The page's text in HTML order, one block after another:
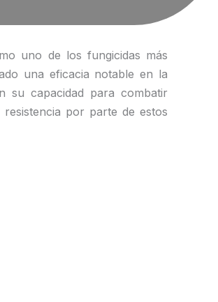
uno de los fungicidas más
una eficacia notable en la
su capacidad para combatir
por parte de estos